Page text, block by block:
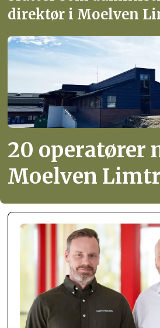
direktør i Moelven
20 operatører
Moelven